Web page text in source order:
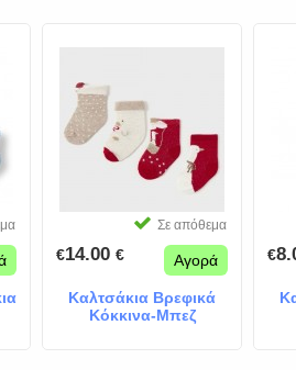
Σε απόθεμα
€14.00 € Αγορά
Καλτσάκια Βρεφικά
Κόκκινα-Μπεζ
€